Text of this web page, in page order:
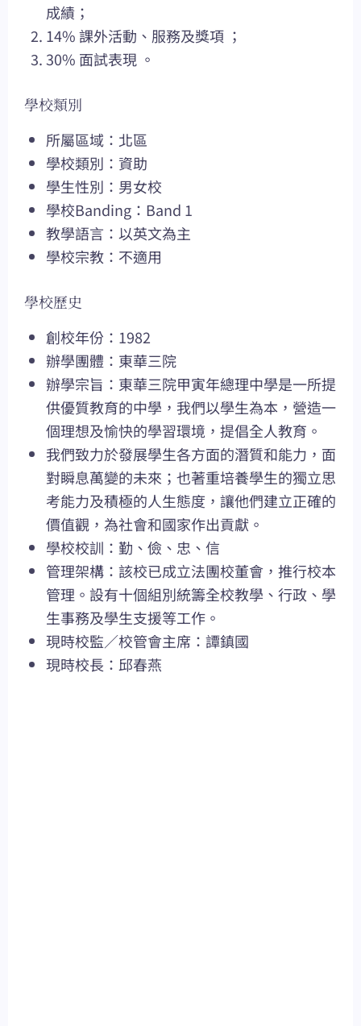
成績；
14% 課外活動、服務及獎項 ；
30% 面試表現 。
學校類別
所屬區域：北區
學校類別：資助
學生性別：男女校
學校Banding：Band 1
教學語言：以英文為主
學校宗教：不適用
學校歷史
創校年份：1982
辦學團體：東華三院
辦學宗旨：東華三院甲寅年總理中學是一所提
供優質教育的中學，我們以學生為本，營造一
個理想及愉快的學習環境，提倡全人教育。
我們致力於發展學生各方面的潛質和能力，面
對瞬息萬變的未來；也著重培養學生的獨立思
考能力及積極的人生態度，讓他們建立正確的
價值觀，為社會和國家作出貢獻。
學校校訓：勤、儉、忠、信
管理架構：該校已成立法團校董會，推行校本
管理。設有十個組別統籌全校教學、行政、學
生事務及學生支援等工作。
現時校監／校管會主席：譚鎮國
現時校長：邱春燕